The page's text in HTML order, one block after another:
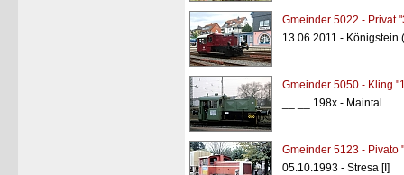
Gmeinder 5022 - Privat
13.06.2011 - Königstein
Gmeinder 5050 - Kling
__.__.198x - Maintal
Gmeinder 5123 - Pivato
05.10.1993 - Stresa [I]